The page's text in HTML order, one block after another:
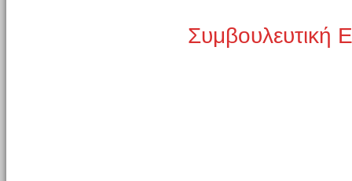
Συμβουλευτική